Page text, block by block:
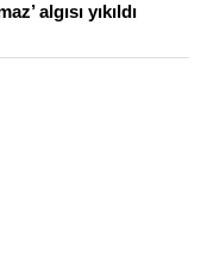
algısı yıkıldı